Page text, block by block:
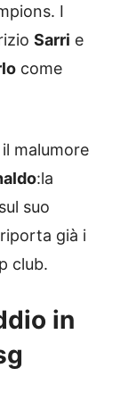
I
Sarri e
come
malumore
:la
suo
già i
club.
in